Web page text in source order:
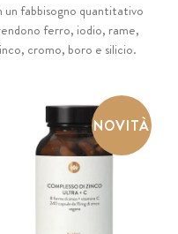
fabbisogno quantitativo
ferro, iodio, rame,
cromo, boro e silicio.
NOVITÀ